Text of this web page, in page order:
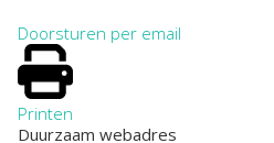
Doorsturen per email
Printen
Duurzaam webadres